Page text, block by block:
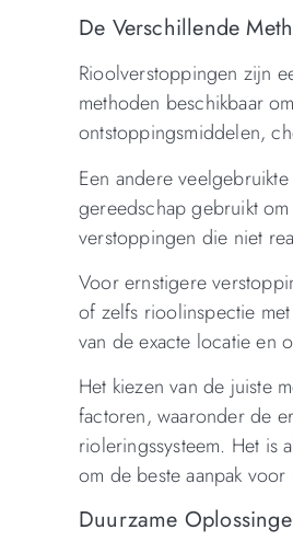
De Verschillende
Rioolverstoppingen zijn
methoden beschikbaar
ontstoppingsmiddelen,
Een andere
gereedschap gebruikt
verstoppingen die niet
Voor ernstigere
of zelfs rioolinspectie
van de exacte locatie en
Het kiezen van de juiste
factoren, waaronder de
rioleringssysteem. Het is
om de beste aanpak
Duurzame